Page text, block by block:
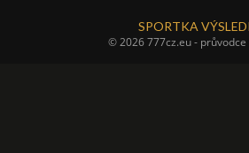
SPORTKA
© 2026 777cz.eu -